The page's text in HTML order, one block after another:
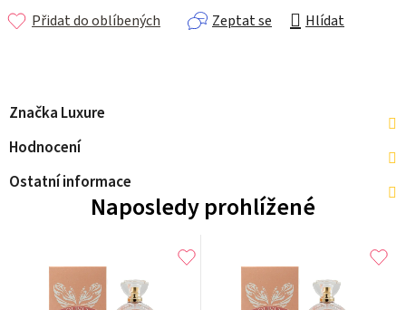
Zeptat se Hlídat
Přidat do oblíbených
Značka Luxure
Hodnocení
Ostatní informace
Naposledy prohlížené